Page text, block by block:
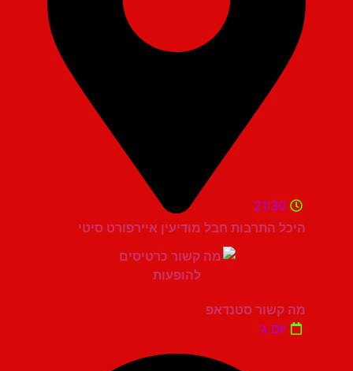
היכל התרבות חבל מודיעין איירפורט סיטי
21:30
מה קשור סטנדאפ
יום ג'